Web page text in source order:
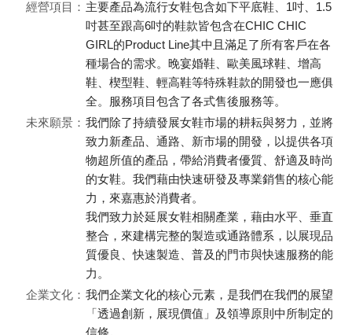
經營項目： 主要產品為流行女鞋包含如下平底鞋、1吋、1.5
吋甚至跟高6吋的鞋款皆包含在CHIC CHIC
GIRL的Product Line其中且滿足了所有客戶在各
種場合的需求。晚宴婚鞋、歐美風球鞋、增高
鞋、楔型鞋、輕高鞋等特殊鞋款的開發也一應俱
全。服務項目包含了各式售後服務等。
未來願景： 我們除了持續發展女鞋市場的耕耘與努力，並將
致力新產品、通路、新市場的開發，以提供各項
物超所值的產品，帶給消費者優質、舒適及時尚
的女鞋。我們藉由快速研發及專業銷售的核心能
力，來嘉惠於消費者。
我們致力於延展女鞋相關產業，藉由水平、垂直
整合，來建構完整的製造或通路體系，以展現品
質優良、快速製造、普及的門市與快速服務的能
力。
企業文化： 我們企業文化的核心元素，是我們在我們的展望
「透過創新，展現價值」及領導原則中所制定的
信條。